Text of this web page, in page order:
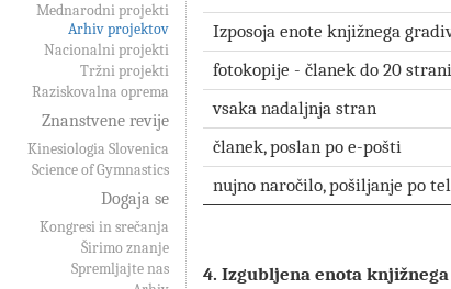
Mednarodni projekti
Arhiv projektov
Nacionalni projekti
Tržni projekti
Raziskovalna oprema
Znanstvene revije
Kinesiologia Slovenica
Science of Gymnastics
Dogaja se
Kongresi in srečanja
Širimo znanje
Spremljajte nas
Izposoja enote knjižnega
fotokopije - članek do 20 strani
vsaka nadaljnja stran
članek, poslan po e-pošti
nujno naročilo, pošiljanje po
4. Izgubljena enota